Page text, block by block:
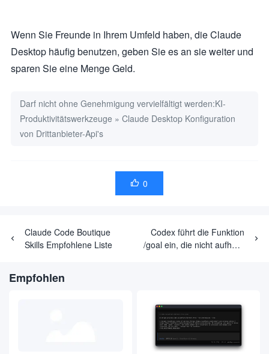
Wenn Sie Freunde in Ihrem Umfeld haben, die Claude
Desktop häufig benutzen, geben Sie es an sie weiter und
sparen Sie eine Menge Geld.
Darf nicht ohne Genehmigung vervielfältigt werden:KI-
Produktivitätswerkzeuge » Claude Desktop Konfiguration
von Drittanbieter-Api's
 0
Claude Code Boutique
Skills Empfohlene Liste
Codex führt die Funktion
/goal ein, die nicht aufhört,
Empfohlen